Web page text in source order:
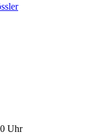
Uhr